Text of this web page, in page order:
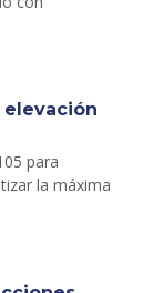
elevación
para
la máxima